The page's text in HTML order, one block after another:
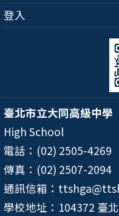
登入
臺北市立大同高級中學
High School
電話：(02) 2505-4269
傳真：(02) 2507-2094
通訊信箱：
學校地址：104372 臺